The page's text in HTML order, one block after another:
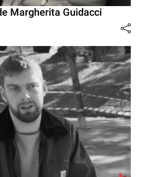
Margherita Guidacci